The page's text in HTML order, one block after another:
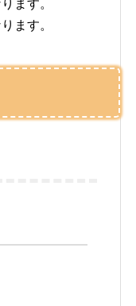
ます。
ます。